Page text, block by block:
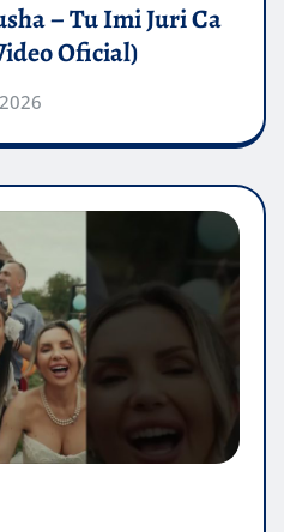
– Tu Imi Juri Ca
Oficial)